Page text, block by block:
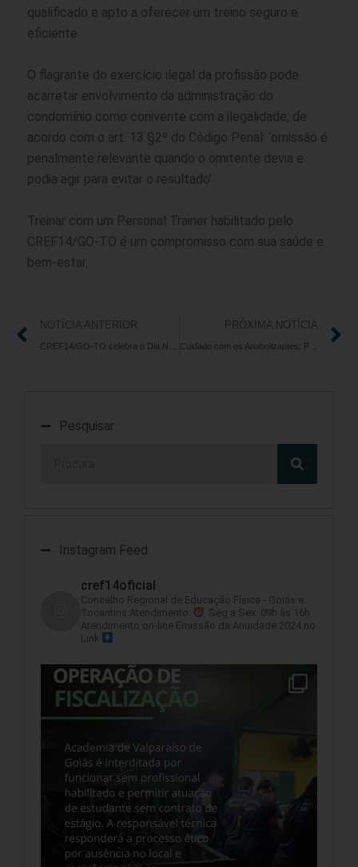
qualificado e apto a oferecer um treino seguro e
eficiente.
O flagrante do exercício ilegal da profissão pode
acarretar envolvimento da administração do
condomínio como conivente com a ilegalidade, de
acordo com o art. 13 §2º do Código Penal: ‘omissão é
penalmente relevante quando o omitente devia e
podia agir para evitar o resultado’.
Treinar com um Personal Trainer habilitado pelo
CREF14/GO-TO é um compromisso com sua saúde e
bem-estar.
NOTÍCIA ANTERIOR PRÓXIMA NOTÍCIA
Cuidado com os Anabolizantes: Proteja Sua Saúde
Pesquisar
Instagram Feed
cref14oficial
Conselho Regional de Educação Física - Goiás e
Tocantins Atendimento:
Seg a Sex: 09h às 16h
Atendimento on-line Emissão da Anuidade 2024 no
Link